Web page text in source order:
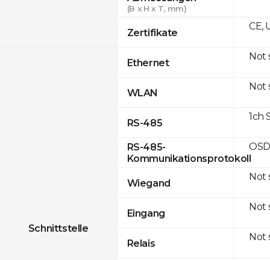
(B x H x T, mm)
Zertifikate
Schnittstelle
Ethernet
WLAN
RS-485
RS-485-
Kommunikationsprotokoll
Wiegand
Eingang
Relais
CE,
Not
Not
1ch
Not
Not
Not